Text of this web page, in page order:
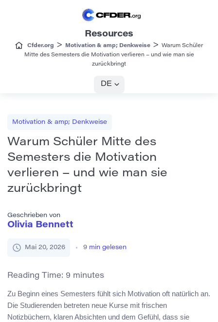
Resources
Cfder.org > Motivation & amp; Denkweise >
Warum Schüler
Mitte des Semesters die Motivation verlieren – und wie man sie
zurückbringt
DE
Motivation & amp; Denkweise
Warum Schüler Mitte des
Semesters die Motivation
verlieren – und wie man sie
zurückbringt
Geschrieben von
Olivia Bennett
Mai 20, 2026 9 min gelesen
Reading Time: 9 minutes
Zu Beginn eines Semesters fühlt sich Motivation oft natürlich an.
Die Studierenden betreten neue Kurse mit frischen
Notizbüchern, klaren Absichten und dem Gefühl, dass sie